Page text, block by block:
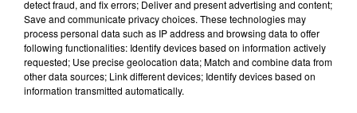
22 juillet 2026
Toulouse : circulation perturbée dans le
secteur François Verdier...
detect fraud, and fix errors; Deliver and present advertising and content;
Save and communicate privacy choices. These technologies may
process personal data such as IP address and browsing data to offer
following functionalities: Identify devices based on information actively
requested; Use precise geolocation data; Match and combine data from
other data sources; Link different devices; Identify devices based on
information transmitted automatically.